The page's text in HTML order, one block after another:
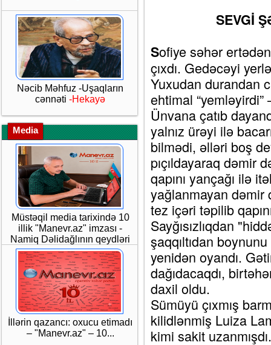
Nəcib Məhfuz -Uşaqların
cənnəti -Hekayə
Media
Müstəqil media tarixində 10
illik "Manevr.az" imzası -
Namiq Dəlidağlının qeydləri
İllərin qazancı: oxucu etimadı
– "Manevr.az" – 10...
SEVGİ
Sofiye səhər
çıxdı. Gedəcəyi
Yuxudan durandan
ehtimal
Ünvana çatıb
yalnız ürəyi ilə
bilmədi, əlləri boş
pıçıldayaraq dəmir
qapını yançağı ilə
yağlanmayan dəmir
tez içəri təpilib
Sayğısızlıqdan
şaqqıltıdan
yenidən oyandı.
dağıdacaqdı,
daxil oldu.
Sümüyü çıxmış
kilidlənmiş Luiza
kimi sakit